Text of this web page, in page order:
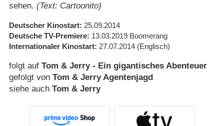
sehen. (Text: Cartoonito)
Deutscher Kinostart 25.09.2014
Deutsche TV-Premiere 13.03.2019 Boomerang
Internationaler Kinostart 27.07.2014 (Englisch)
folgt auf Tom & Jerry - Ein gigantisches Abenteuer
gefolgt von Tom & Jerry Agentenjagd
siehe auch Tom & Jerry